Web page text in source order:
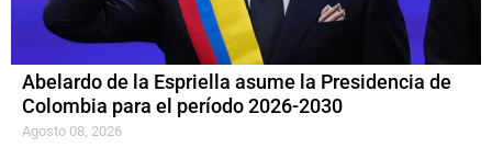
Abelardo de la Espriella asume la Presidencia de
Colombia para el período 2026-2030
Agosto 08, 2026